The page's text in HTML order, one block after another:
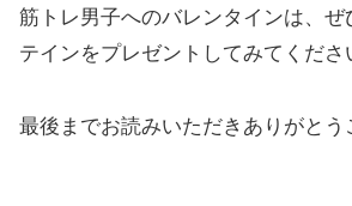
筋トレ男子へのバレンタインは、ぜ
テインをプレゼントしてみてくださ
最後までお読みいただきありがとう